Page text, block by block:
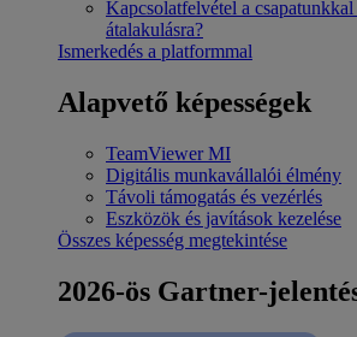
Kapcsolatfelvétel a csapatunkkal
átalakulásra?
Ismerkedés a platformmal
Alapvető képességek
TeamViewer MI
Digitális munkavállalói élmény
Távoli támogatás és vezérlés
Eszközök és javítások kezelése
Összes képesség megtekintése
2026-ös Gartner-